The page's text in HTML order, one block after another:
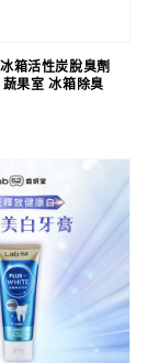
箱活性炭脫臭劑
果室 冰箱除臭